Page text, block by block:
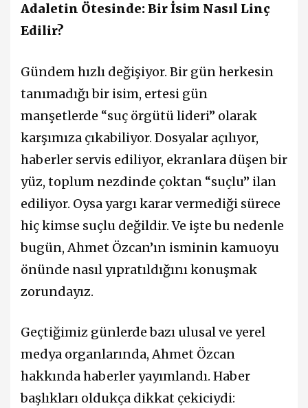
Adaletin Ötesinde: Bir İsim Nasıl Linç
Edilir?
Gündem hızlı değişiyor. Bir gün herkesin
tanımadığı bir isim, ertesi gün
manşetlerde “suç örgütü lideri” olarak
karşımıza çıkabiliyor. Dosyalar açılıyor,
haberler servis ediliyor, ekranlara düşen bir
yüz, toplum nezdinde çoktan “suçlu” ilan
ediliyor. Oysa yargı karar vermediği sürece
hiç kimse suçlu değildir. Ve işte bu nedenle
bugün, Ahmet Özcan’ın isminin kamuoyu
önünde nasıl yıpratıldığını konuşmak
zorundayız.
Geçtiğimiz günlerde bazı ulusal ve yerel
medya organlarında, Ahmet Özcan
hakkında haberler yayımlandı. Haber
başlıkları oldukça dikkat çekiciydi: